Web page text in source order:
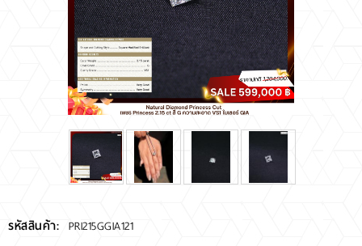
สั่งเพชร GIA นำเข้า
RARE DIAMOND
เกี่ยวกับเรา
รหัสสินค้า: PRI215GGIA121